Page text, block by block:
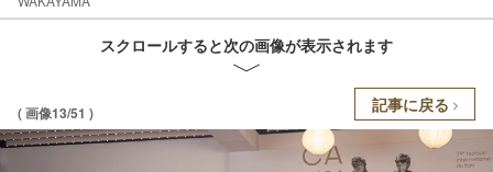
スクロールすると次の画像が表示されます
( 画像13/51 ) 記事に戻る